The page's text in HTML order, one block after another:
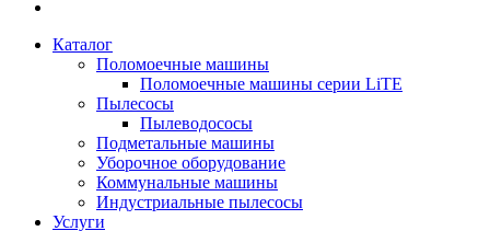
Каталог
Поломоечные машины
Поломоечные машины серии LiTE
Пылесосы
Пылеводососы
Подметальные машины
Уборочное оборудование
Коммунальные машины
Индустриальные пылесосы
Услуги